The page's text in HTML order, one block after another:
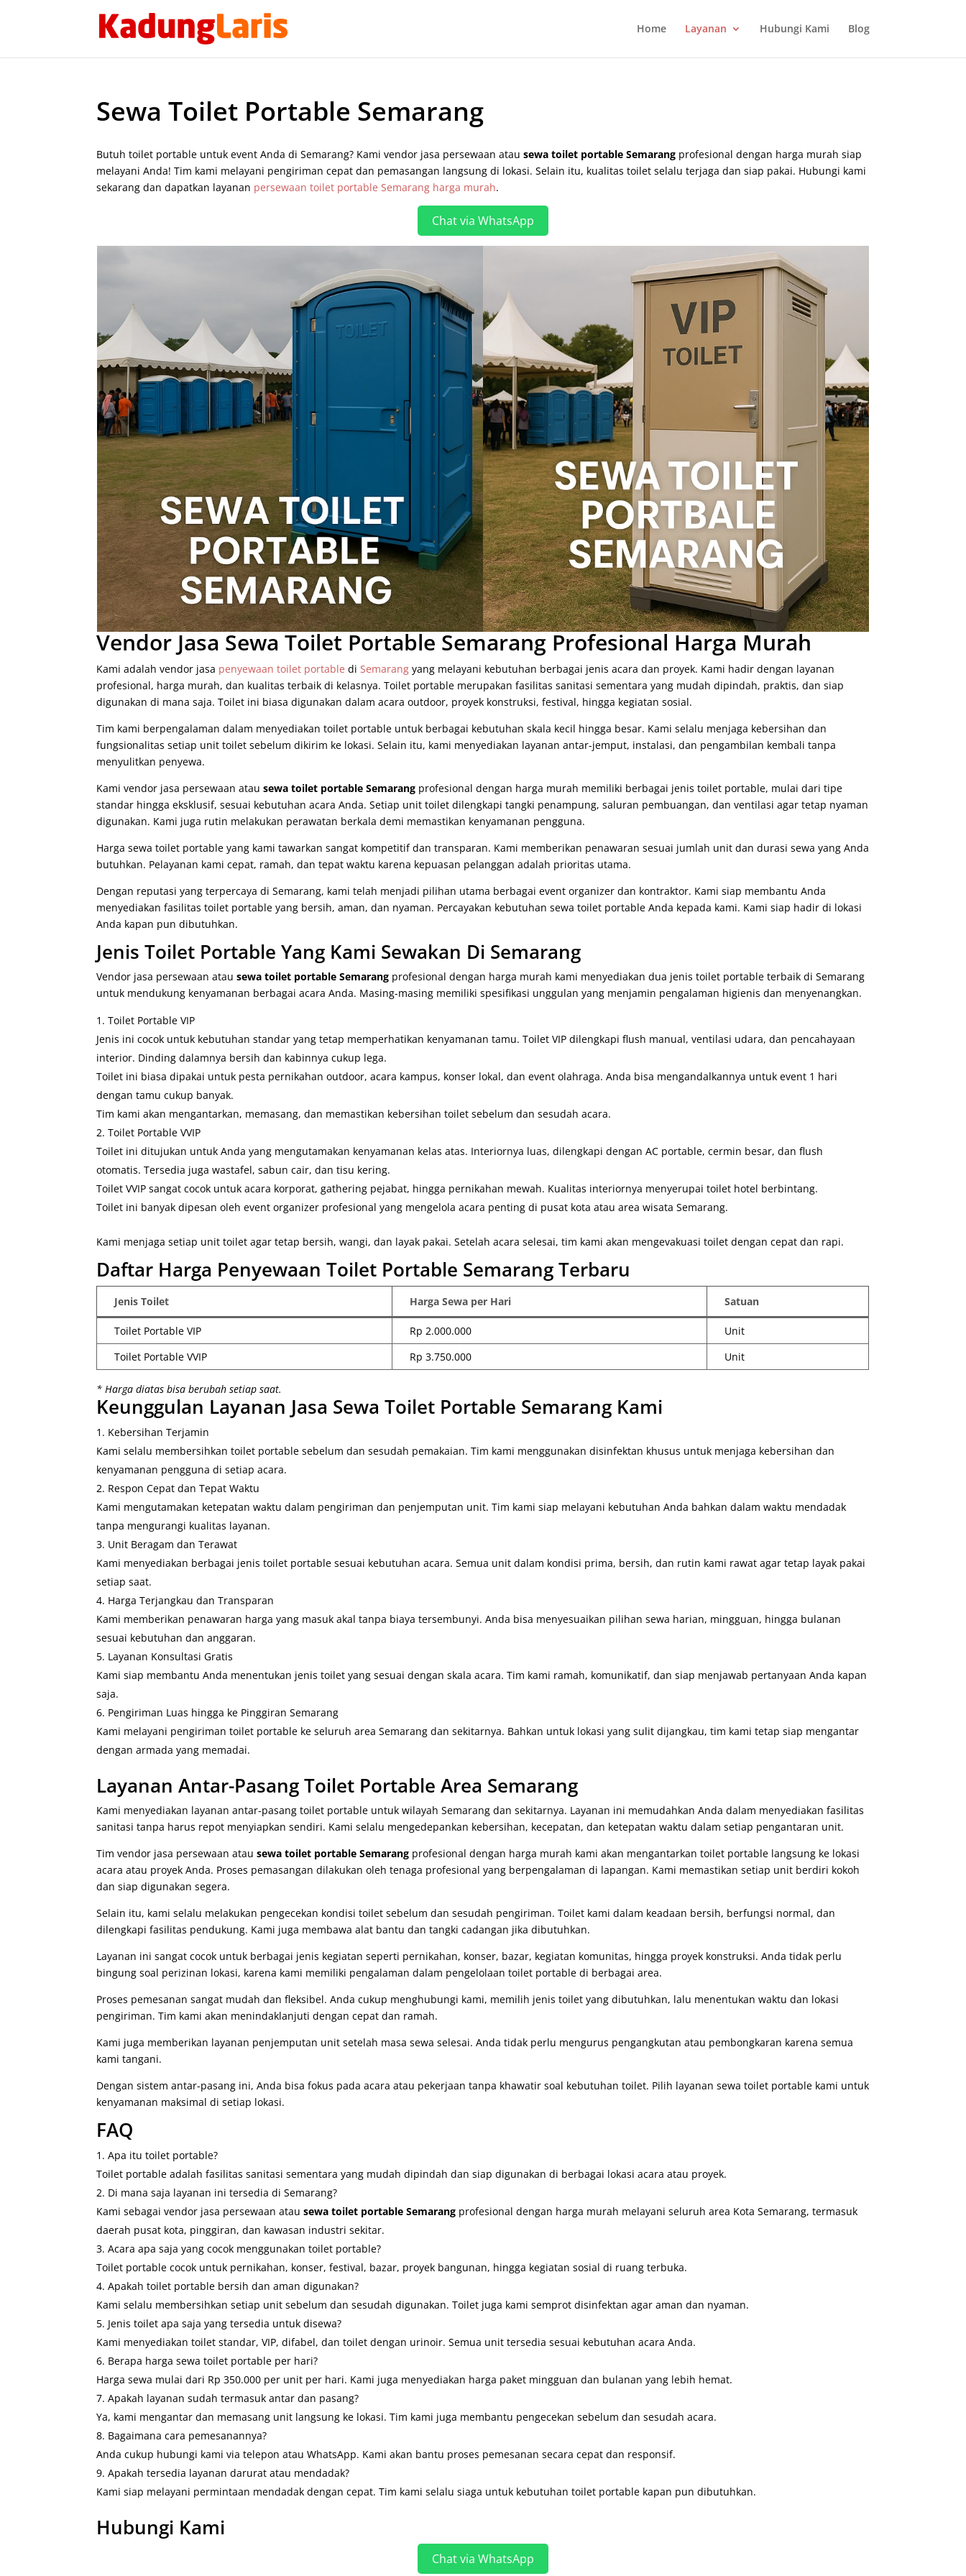
Home Layanan Hubungi Kami Blog
Sewa Toilet Portable Semarang
Butuh toilet portable untuk event Anda di Semarang? Kami vendor jasa persewaan atausewa toilet portable Semarang profesional dengan harga murah siap
melayani Anda! Tim kami melayani pengiriman cepat dan pemasangan langsung di lokasi. Selain itu, kualitas toilet selalu terjaga dan siap pakai. Hubungi kami
sekarang dan dapatkan layanan persewaan toilet portable Semarang harga murah.
Chat via WhatsApp
Vendor Jasa Sewa Toilet Portable Semarang Profesional Harga Murah
Kami adalah vendor jasa penyewaan toilet portable diSemarang yang melayani kebutuhan berbagai jenis acara dan proyek. Kami hadir dengan layanan
profesional, harga murah, dan kualitas terbaik di kelasnya. Toilet portable merupakan fasilitas sanitasi sementara yang mudah dipindah, praktis, dan siap
digunakan di mana saja. Toilet ini biasa digunakan dalam acara outdoor, proyek konstruksi, festival, hingga kegiatan sosial.
Tim kami berpengalaman dalam menyediakan toilet portable untuk berbagai kebutuhan skala kecil hingga besar. Kami selalu menjaga kebersihan dan
fungsionalitas setiap unit toilet sebelum dikirim ke lokasi. Selain itu, kami menyediakan layanan antar-jemput, instalasi, dan pengambilan kembali tanpa
menyulitkan penyewa.
Kami vendor jasa persewaan atausewa toilet portable Semarang profesional dengan harga murah memiliki berbagai jenis toilet portable, mulai dari tipe
standar hingga eksklusif, sesuai kebutuhan acara Anda. Setiap unit toilet dilengkapi tangki penampung, saluran pembuangan, dan ventilasi agar tetap nyaman
digunakan. Kami juga rutin melakukan perawatan berkala demi memastikan kenyamanan pengguna.
Harga sewa toilet portable yang kami tawarkan sangat kompetitif dan transparan. Kami memberikan penawaran sesuai jumlah unit dan durasi sewa yang Anda
butuhkan. Pelayanan kami cepat, ramah, dan tepat waktu karena kepuasan pelanggan adalah prioritas utama.
Dengan reputasi yang terpercaya di Semarang, kami telah menjadi pilihan utama berbagai event organizer dan kontraktor. Kami siap membantu Anda
menyediakan fasilitas toilet portable yang bersih, aman, dan nyaman. Percayakan kebutuhan sewa toilet portable Anda kepada kami. Kami siap hadir di lokasi
Anda kapan pun dibutuhkan.
Jenis Toilet Portable Yang Kami Sewakan Di Semarang
Vendor jasa persewaan atausewa toilet portable Semarang profesional dengan harga murah kami menyediakan dua jenis toilet portable terbaik di Semarang
untuk mendukung kenyamanan berbagai acara Anda. Masing-masing memiliki spesifikasi unggulan yang menjamin pengalaman higienis dan menyenangkan.
Toilet Portable VIP
Jenis ini cocok untuk kebutuhan standar yang tetap memperhatikan kenyamanan tamu. Toilet VIP dilengkapi flush manual, ventilasi udara, dan pencahayaan
interior. Dinding dalamnya bersih dan kabinnya cukup lega.
Toilet ini biasa dipakai untuk pesta pernikahan outdoor, acara kampus, konser lokal, dan event olahraga. Anda bisa mengandalkannya untuk event 1 hari
dengan tamu cukup banyak.
Tim kami akan mengantarkan, memasang, dan memastikan kebersihan toilet sebelum dan sesudah acara.
Toilet Portable VVIP
Toilet ini ditujukan untuk Anda yang mengutamakan kenyamanan kelas atas. Interiornya luas, dilengkapi dengan AC portable, cermin besar, dan flush
otomatis. Tersedia juga wastafel, sabun cair, dan tisu kering.
Toilet VVIP sangat cocok untuk acara korporat, gathering pejabat, hingga pernikahan mewah. Kualitas interiornya menyerupai toilet hotel berbintang.
Toilet ini banyak dipesan oleh event organizer profesional yang mengelola acara penting di pusat kota atau area wisata Semarang.
Kami menjaga setiap unit toilet agar tetap bersih, wangi, dan layak pakai. Setelah acara selesai, tim kami akan mengevakuasi toilet dengan cepat dan rapi.
Daftar Harga Penyewaan Toilet Portable Semarang Terbaru
Jenis Toilet Harga Sewa per Hari Satuan
Toilet Portable VIP Rp 2.000.000
Unit
Toilet Portable VVIP
Rp 3.750.000 Unit
* Harga diatas bisa berubah setiap saat.
Keunggulan Layanan Jasa Sewa Toilet Portable Semarang Kami
Kebersihan Terjamin
Kami selalu membersihkan toilet portable sebelum dan sesudah pemakaian. Tim kami menggunakan disinfektan khusus untuk menjaga kebersihan dan
kenyamanan pengguna di setiap acara.
Respon Cepat dan Tepat Waktu
Kami mengutamakan ketepatan waktu dalam pengiriman dan penjemputan unit. Tim kami siap melayani kebutuhan Anda bahkan dalam waktu mendadak
tanpa mengurangi kualitas layanan.
Unit Beragam dan Terawat
Kami menyediakan berbagai jenis toilet portable sesuai kebutuhan acara. Semua unit dalam kondisi prima, bersih, dan rutin kami rawat agar tetap layak pakai
setiap saat.
Harga Terjangkau dan Transparan
Kami memberikan penawaran harga yang masuk akal tanpa biaya tersembunyi. Anda bisa menyesuaikan pilihan sewa harian, mingguan, hingga bulanan
sesuai kebutuhan dan anggaran.
Layanan Konsultasi Gratis
Kami siap membantu Anda menentukan jenis toilet yang sesuai dengan skala acara. Tim kami ramah, komunikatif, dan siap menjawab pertanyaan Anda kapan
saja.
Pengiriman Luas hingga ke Pinggiran Semarang
Kami melayani pengiriman toilet portable ke seluruh area Semarang dan sekitarnya. Bahkan untuk lokasi yang sulit dijangkau, tim kami tetap siap mengantar
dengan armada yang memadai.
Layanan Antar-Pasang Toilet Portable Area Semarang
Kami menyediakan layanan antar-pasang toilet portable untuk wilayah Semarang dan sekitarnya. Layanan ini memudahkan Anda dalam menyediakan fasilitas
sanitasi tanpa harus repot menyiapkan sendiri. Kami selalu mengedepankan kebersihan, kecepatan, dan ketepatan waktu dalam setiap pengantaran unit.
Tim vendor jasa persewaan atausewa toilet portable Semarang profesional dengan harga murah kami akan mengantarkan toilet portable langsung ke lokasi
acara atau proyek Anda. Proses pemasangan dilakukan oleh tenaga profesional yang berpengalaman di lapangan. Kami memastikan setiap unit berdiri kokoh
dan siap digunakan segera.
Selain itu, kami selalu melakukan pengecekan kondisi toilet sebelum dan sesudah pengiriman. Toilet kami dalam keadaan bersih, berfungsi normal, dan
dilengkapi fasilitas pendukung. Kami juga membawa alat bantu dan tangki cadangan jika dibutuhkan.
Layanan ini sangat cocok untuk berbagai jenis kegiatan seperti pernikahan, konser, bazar, kegiatan komunitas, hingga proyek konstruksi. Anda tidak perlu
bingung soal perizinan lokasi, karena kami memiliki pengalaman dalam pengelolaan toilet portable di berbagai area.
Proses pemesanan sangat mudah dan fleksibel. Anda cukup menghubungi kami, memilih jenis toilet yang dibutuhkan, lalu menentukan waktu dan lokasi
pengiriman. Tim kami akan menindaklanjuti dengan cepat dan ramah.
Kami juga memberikan layanan penjemputan unit setelah masa sewa selesai. Anda tidak perlu mengurus pengangkutan atau pembongkaran karena semua
kami tangani.
Dengan sistem antar-pasang ini, Anda bisa fokus pada acara atau pekerjaan tanpa khawatir soal kebutuhan toilet. Pilih layanan sewa toilet portable kami untuk
kenyamanan maksimal di setiap lokasi.
FAQ
Apa itu toilet portable?
Toilet portable adalah fasilitas sanitasi sementara yang mudah dipindah dan siap digunakan di berbagai lokasi acara atau proyek.
Di mana saja layanan ini tersedia di Semarang?
Kami sebagai vendor jasa persewaan atausewa toilet portable Semarang profesional dengan harga murah melayani seluruh area Kota Semarang, termasuk
daerah pusat kota, pinggiran, dan kawasan industri sekitar.
Acara apa saja yang cocok menggunakan toilet portable?
Toilet portable cocok untuk pernikahan, konser, festival, bazar, proyek bangunan, hingga kegiatan sosial di ruang terbuka.
Apakah toilet portable bersih dan aman digunakan?
Kami selalu membersihkan setiap unit sebelum dan sesudah digunakan. Toilet juga kami semprot disinfektan agar aman dan nyaman.
Jenis toilet apa saja yang tersedia untuk disewa?
Kami menyediakan toilet standar, VIP, difabel, dan toilet dengan urinoir. Semua unit tersedia sesuai kebutuhan acara Anda.
Berapa harga sewa toilet portable per hari?
Harga sewa mulai dari Rp 350.000 per unit per hari. Kami juga menyediakan harga paket mingguan dan bulanan yang lebih hemat.
Apakah layanan sudah termasuk antar dan pasang?
Ya, kami mengantar dan memasang unit langsung ke lokasi. Tim kami juga membantu pengecekan sebelum dan sesudah acara.
Bagaimana cara pemesanannya?
Anda cukup hubungi kami via telepon atau WhatsApp. Kami akan bantu proses pemesanan secara cepat dan responsif.
Apakah tersedia layanan darurat atau mendadak?
Kami siap melayani permintaan mendadak dengan cepat. Tim kami selalu siaga untuk kebutuhan toilet portable kapan pun dibutuhkan.
Hubungi Kami
Chat via WhatsApp